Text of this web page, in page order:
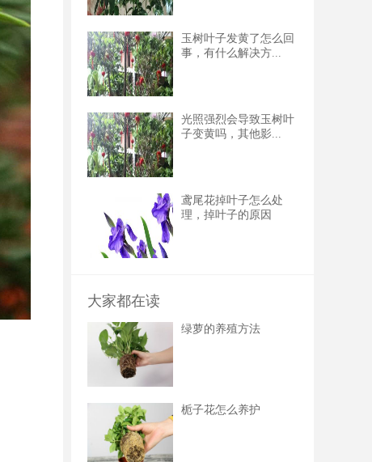
玉树叶子发黄了怎么回
事，有什么解决方...
光照强烈会导致玉树叶
子变黄吗，其他影...
鸢尾花掉叶子怎么处
理，掉叶子的原因
大家都在读
绿萝的养殖方法
栀子花怎么养护